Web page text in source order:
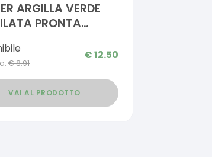
ARGILLA VERDE
PRONTA
€8.91
€12.50
VAI AL PRODOTTO